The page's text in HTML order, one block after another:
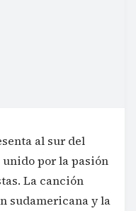
al sur del
por la pasión
La canción
sudamericana y la